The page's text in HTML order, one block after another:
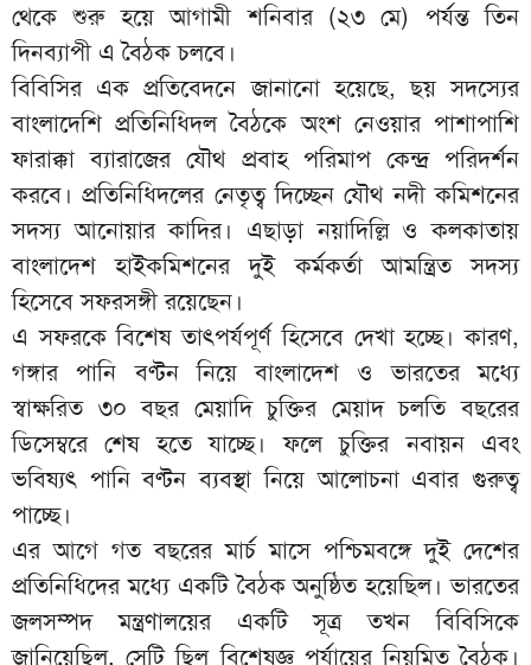
থেকে শুরু হয়ে আগামী শনিবার (২৩ মে) পর্যন্ত তিন
দিনব্যাপী এ বৈঠক চলবে।
বিবিসির এক প্রতিবেদনে জানানো হয়েছে, ছয় সদস্যের
বাংলাদেশি প্রতিনিধিদল বৈঠকে অংশ নেওয়ার পাশাপাশি
ফারাক্কা ব্যারাজের যৌথ প্রবাহ পরিমাপ কেন্দ্র পরিদর্শন
করবে। প্রতিনিধিদলের নেতৃত্ব দিচ্ছেন যৌথ নদী কমিশনের
সদস্য আনোয়ার কাদির। এছাড়া নয়াদিল্লি ও কলকাতায়
বাংলাদেশ হাইকমিশনের দুই কর্মকর্তা আমন্ত্রিত সদস্য
হিসেবে সফরসঙ্গী রয়েছেন।
এ সফরকে বিশেষ তাৎপর্যপূর্ণ হিসেবে দেখা হচ্ছে। কারণ,
গঙ্গার পানি বণ্টন নিয়ে বাংলাদেশ ও ভারতের মধ্যে
স্বাক্ষরিত ৩০ বছর মেয়াদি চুক্তির মেয়াদ চলতি বছরের
ডিসেম্বরে শেষ হতে যাচ্ছে। ফলে চুক্তির নবায়ন এবং
ভবিষ্যৎ পানি বণ্টন ব্যবস্থা নিয়ে আলোচনা এবার গুরুত্ব
পাচ্ছে।
এর আগে গত বছরের মার্চ মাসে পশ্চিমবঙ্গে দুই দেশের
প্রতিনিধিদের মধ্যে একটি বৈঠক অনুষ্ঠিত হয়েছিল। ভারতের
জলসম্পদ মন্ত্রণালয়ের একটি সূত্র তখন বিবিসিকে
জানিয়েছিল, সেটি ছিল বিশেষজ্ঞ পর্যায়ের নিয়মিত বৈঠক।